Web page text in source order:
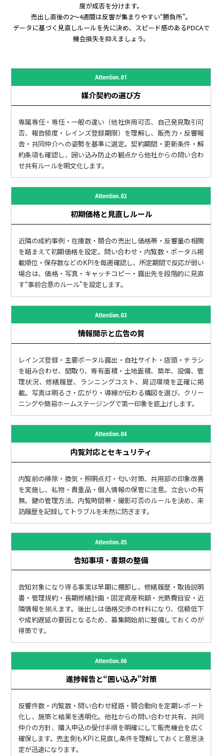
度が成否を分けます。
売出し直後の2～4週間は反響が集まりやすい“勝負所”。
データに基づく見直しルールを先に決め、スピード感のあるPDCAで
機会損失を抑えましょう。
Attention.01
媒介契約の選び方
専属専任・専任・一般の違い（他社併用可否、自己発見取引可
否、報告頻度・レインズ登録期限）を理解し、販売力・反響報
告・共同仲介への姿勢を基準に選定。契約期間・更新条件・解
約条項も確認し、囲い込み防止の観点から他社からの問い合わ
せ共有ルールを明文化します。
Attention.02
初期価格と見直しルール
近隣の成約事例・在庫数・競合の売出し価格帯・反響量の相関
を踏まえて初期価格を設定。問い合わせ・内覧数・ポータル掲
載順位・保存数などのKPIを毎週確認し、所定期間で反応が弱い
場合は、価格・写真・キャッチコピー・露出先を段階的に見直
す“事前合意のルール”を設定します。
Attention.03
情報開示と広告の質
レインズ登録・主要ポータル露出・自社サイト・店頭・チラシ
を組み合わせ、間取り、専有面積・土地面積、築年、設備、管
理状況、修繕履歴、ランニングコスト、周辺環境を正確に掲
載。写真は明るさ・広がり・導線が伝わる構図を選び、クリー
ニングや簡易ホームステージングで第一印象を底上げします。
Attention.04
内覧対応とセキュリティ
内覧前の掃除・換気・照明点灯・匂い対策、共用部の印象改善
を実施し、私物・貴重品・個人情報の保管に注意。立会いの有
無、鍵の管理方法、内覧時間帯・撮影可否のルールを決め、来
訪履歴を記録してトラブルを未然に防ぎます。
Attention.05
告知事項・書類の整備
告知対象になり得る事実は早期に棚卸し、修繕履歴・取扱説明
書・管理規約・長期修繕計画・固定資産税額・光熱費目安・近
隣情報を揃えます。後出しは価格交渉の材料になり、信頼低下
や成約遅延の要因となるため、募集開始前に整備しておくのが
得策です。
Attention.06
進捗報告と“囲い込み”対策
反響件数・内覧数・問い合わせ経路・競合動向を定期レポート
化し、施策と結果を透明化。他社からの問い合わせ共有、共同
仲介の方針、購入申込の受付手順を明確にして販売機会を広く
確保します。売主側もKPIと見直し条件を理解しておくと意思決
定が迅速になります。